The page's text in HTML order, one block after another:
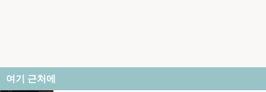
여기 근처에